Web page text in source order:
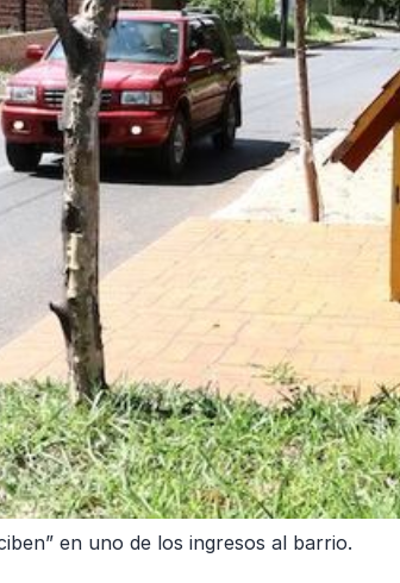
en uno de los ingresos al barrio.